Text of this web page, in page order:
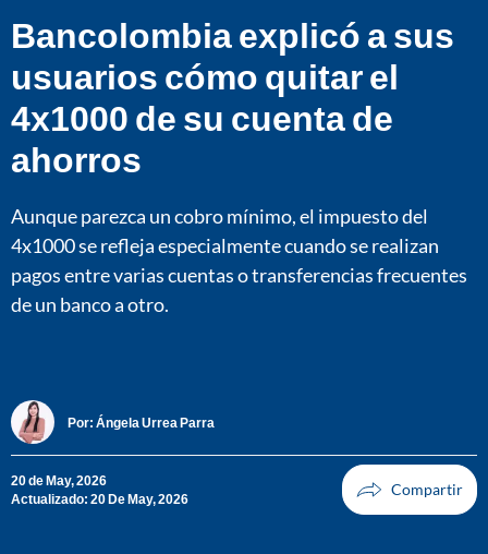
Bancolombia explicó a sus
usuarios cómo quitar el
4x1000 de su cuenta de
ahorros
Aunque parezca un cobro mínimo, el impuesto del
4x1000 se refleja especialmente cuando se realizan
pagos entre varias cuentas o transferencias frecuentes
de un banco a otro.
Por: Ángela Urrea Parra
20 de May, 2026
Actualizado: 20 De May, 2026